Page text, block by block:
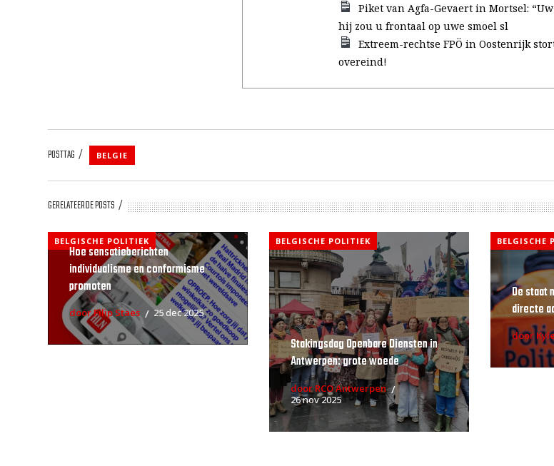
Piket van Agfa-Gevaert in Mortsel:
hij zou u frontaal op uwe smoel sl
Extreem-rechtse FPÖ in Oostenrijk
overeind!
POSTTAG BELGIE
GERELATEERDE POSTS
BELGISCHE POLITIEK
Hoe sensatieberichten
individualisme en conformisme
promoten
door Filip Staes 25 dec 2025
BELGISCHE POLITIEK
Stakingsdag Openbare Diensten in
Antwerpen: grote woede
door RCO Antwerpen
26 nov 2025
BELGISCHE
De staat
directe
door